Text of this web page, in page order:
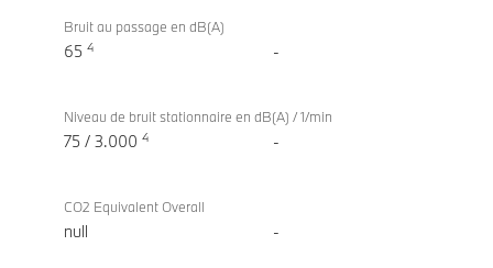
Bruit au passage en dB(A)
65 4 -
Niveau de bruit stationnaire en dB(A) / 1/min
75 / 3.000 4 -
CO2 Equivalent Overall
null -